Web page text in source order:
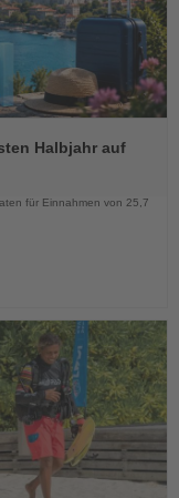
Halbjahr auf
für Einnahmen von 25,7